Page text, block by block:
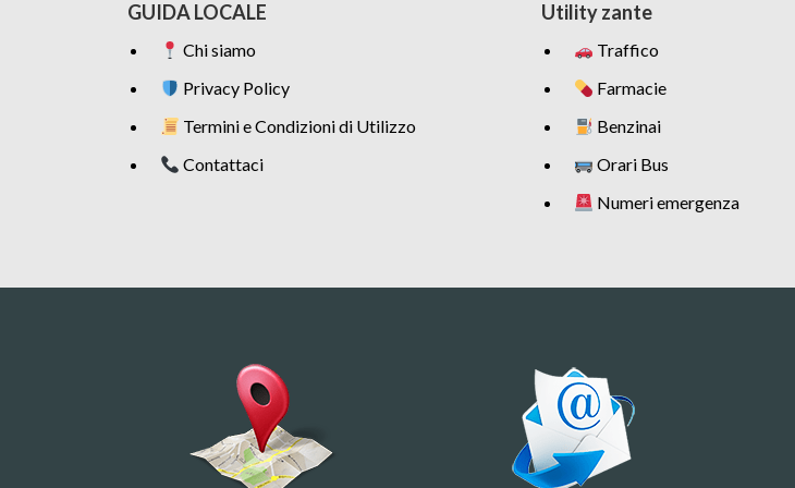
GUIDA LOCALE
Chi siamo
Privacy Policy
Termini e Condizioni di Utilizzo
Contattaci
Utility zante
Traffico
Farmacie
Benzinai
Orari Bus
Numeri emergenza